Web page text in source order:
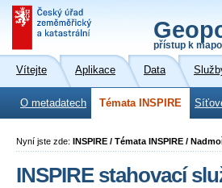
přístup k
Vítejte Aplikace Data
O metadatech Témata INSPIRE
Nyní jste zde: INSPIRE / Témata INSPIRE /
INSPIRE stahovací